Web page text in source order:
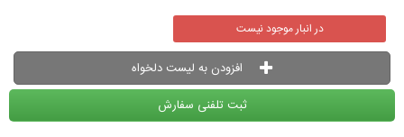
در انبار موجود نیست
افزودن به لیست دلخواه
ثبت تلفنی سفارش